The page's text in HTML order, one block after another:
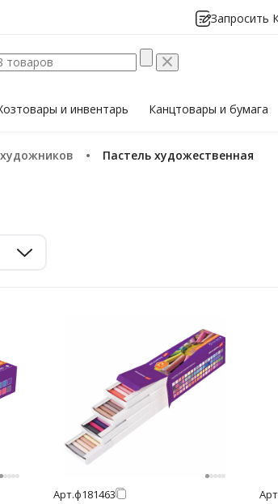
Запросить
и инвентарь Канцтовары и бумага
Пастель художественная
Арт.ф181463